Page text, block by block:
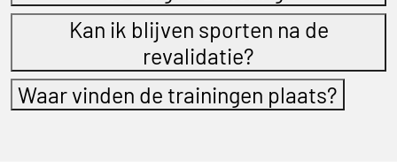
Kan ik blijven sporten na de
revalidatie?
Waar vinden de trainingen plaats?